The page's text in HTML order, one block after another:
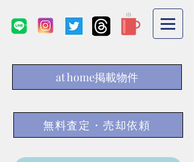
at home掲載物件
無料査定・売却依頼